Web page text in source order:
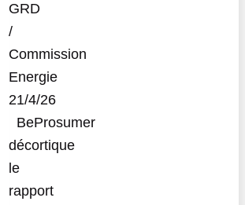
GRD
/
Commission
Energie
21/4/26
BeProsumer
décortique
le
rapport